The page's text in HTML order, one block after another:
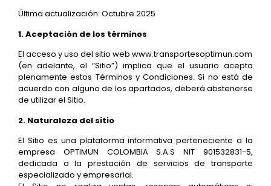
Última actualización: Octubre 2025
1. Aceptación de los términos
El acceso y uso del sitio web www.transportesoptimun.com
(en adelante, el “Sitio”) implica que el usuario acepta
plenamente estos Términos y Condiciones. Si no está de
acuerdo con alguno de los apartados, deberá abstenerse
de utilizar el Sitio.
2. Naturaleza del sitio
El Sitio es una plataforma informativa perteneciente a la
empresa OPTIMUN COLOMBIA S.A.S NIT 901532831-5,
dedicada a la prestación de servicios de transporte
especializado y empresarial.